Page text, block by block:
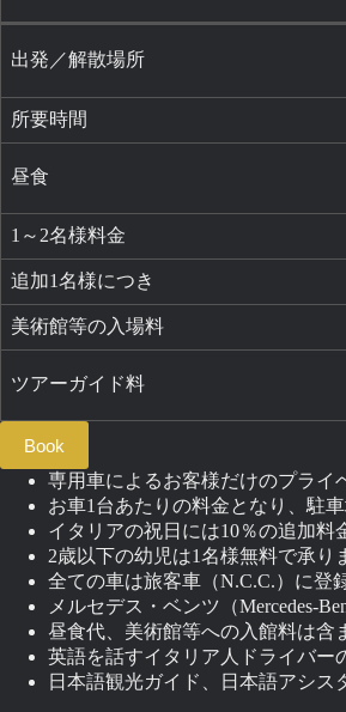
出発／解散場所
所要時間
昼食
1～2名様料金
追加1名様につき
美術館等の入場料
ツアーガイド料
Book
専用車によるお客様だけのプライ
お車1台あたりの料金となり、駐
イタリアの祝日には10％の追加料
2歳以下の幼児は1名様無料で承り
全ての車は旅客車（N.C.C.）に登
メルセデス・ベンツ（Mercedes-
昼食代、美術館等への入館料は含
英語を話すイタリア人ドライバー
日本語観光ガイド、日本語アシス